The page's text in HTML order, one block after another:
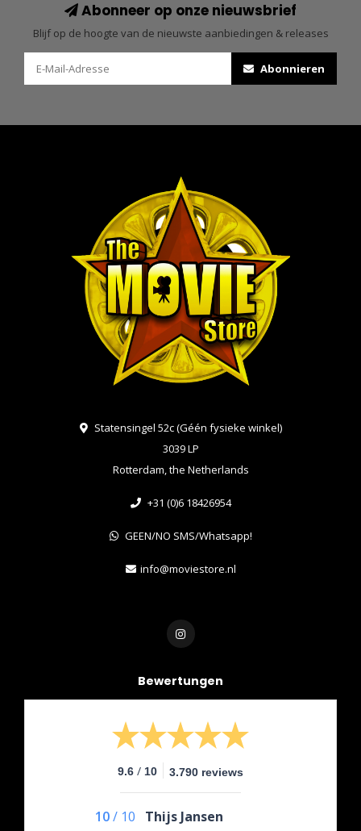
Abonneer op onze nieuwsbrief
Blijf op de hoogte van de nieuwste aanbiedingen & releases
Abonnieren
Statensingel 52c (Géén fysieke winkel)
3039 LP
Rotterdam, the Netherlands
+31 (0)6 18426954
GEEN/NO SMS/Whatsapp!
info@moviestore.nl
Bewertungen
9.6 / 10 3.790 reviews
10/ 10
Thijs Jansen